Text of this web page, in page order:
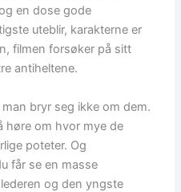
en dose gode
uteblir, karakterne er
filmen forsøker på sitt
antiheltene.
bryr seg ikke om dem.
høre om hvor mye de
poteter. Og
får se en masse
og den yngste